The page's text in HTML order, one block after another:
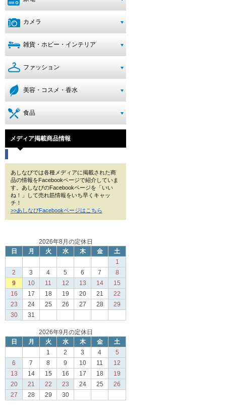
カメラ
雑貨・ホビー・インテリア
ファッション
美容・コスメ・香水
食品
メディア掲載商品情報
あしなびでは各種メディアに掲載された商
品の情報をFacebookページで紹介していま
す。あしなびのFacebookページを「いい
ね！」して売れ筋情報をいち早くキャッ
チ！
>>あしなびFacebookページはこちら
2026年8月の定休日
日
月 火 水 木 金
土
1
2
3 4 5 6 7
8
9
10 11 12 13 14
15
16
17 18 19 20 21
22
23
24 25 26 27 28
29
30
31
2026年9月の定休日
日
月 火 水 木 金
土
1
2 3 4
5
6
7 8 9 10 11
12
13
14 15 16 17 18
19
20
21 22 23 24 25
26
27
28 29 30